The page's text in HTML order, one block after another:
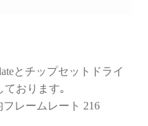
とチップセットドライ
ております｡
フレームレート 216